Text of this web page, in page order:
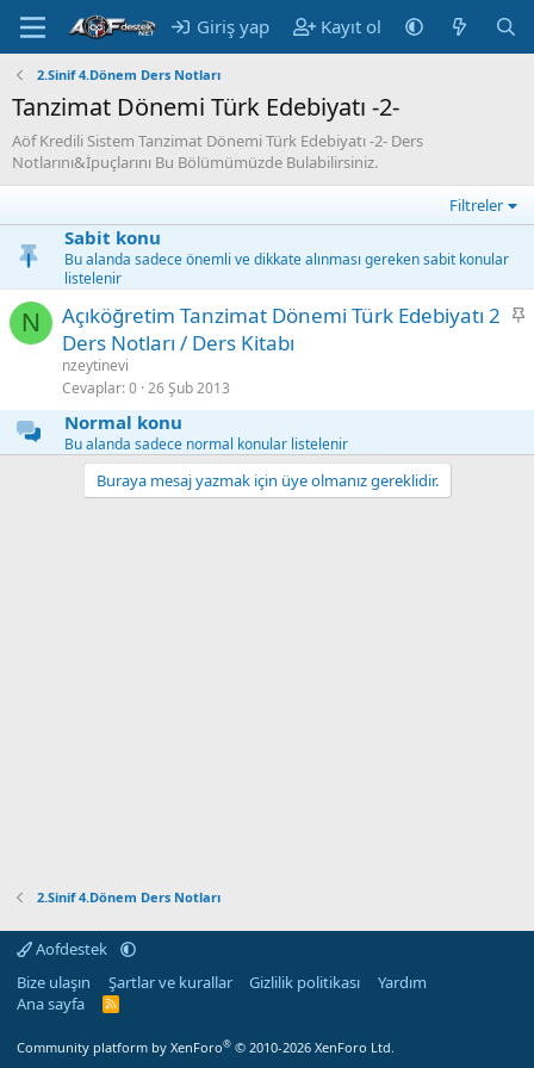
Giriş yap Kayıt ol
2.Sinif 4.Dönem Ders Notları
Tanzimat Dönemi Türk Edebiyatı -2-
Aöf Kredili Sistem Tanzimat Dönemi Türk Edebiyatı -2- Ders
Notlarını&İpuçlarını Bu Bölümümüzde Bulabilirsiniz.
Filtreler
Sabit konu
Bu alanda sadece önemli ve dikkate alınması gereken sabit konular
listelenir
N
S
Açıköğretim Tanzimat Dönemi Türk Edebiyatı 2
Ders Notları / Ders Kitabı
nzeytinevi
Cevaplar 0 26 Şub 2013
Normal konu
Bu alanda sadece normal konular listelenir
Buraya mesaj yazmak için üye olmanız gereklidir.
2.Sinif 4.Dönem Ders Notları
Aofdestek
Bize ulaşın
Şartlar ve kurallar Gizlilik politikası
Yardım
Ana sayfa
R
Community platform by XenForo® © 2010-2026 XenForo Ltd.